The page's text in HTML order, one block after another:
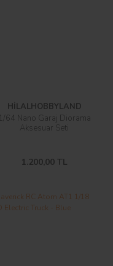
HİLALHOBBYLAND
1/64 Nano Garaj Diorama
Aksesuar Seti
1.200,00 TL